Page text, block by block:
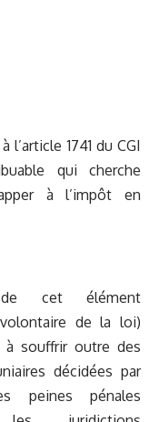
l’article 1741 du CGI
qui cherche
à l’impôt en
de cet élément
de la loi)
à souffrir outre des
décidées par
peines pénales